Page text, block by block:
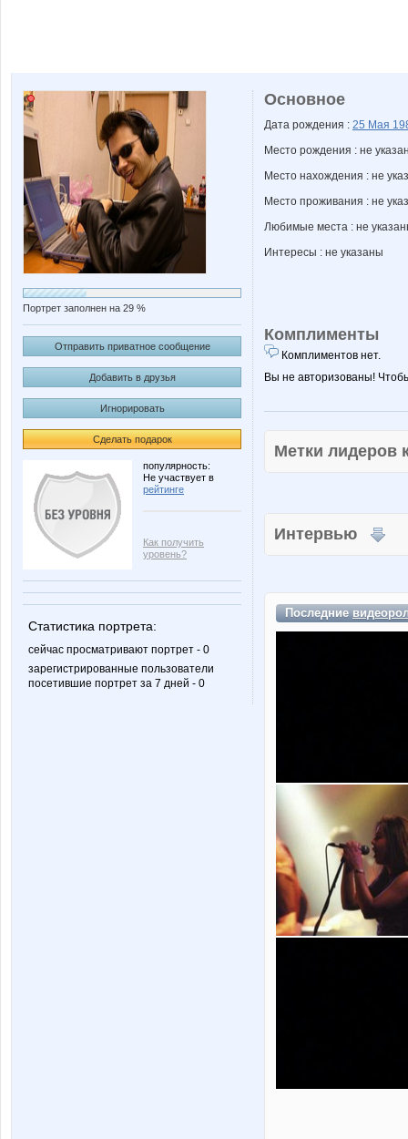
Портрет заполнен на 29 %
Отправить приватное сообщение
Добавить в друзья
Игнорировать
Сделать подарок
популярность:
Не участвует в
рейтинге
Как получить
уровень?
Статистика портрета:
сейчас просматривают портрет - 0
зарегистрированные пользователи
посетившие портрет за 7 дней - 0
Основное
Дата рождения : 25 Мая
Место рождения : не
Место нахождения : не
Место проживания : не
Любимые места : не
Интересы : не указаны
Комплименты
Комплиментов нет.
Вы не авторизованы!
Метки
Интервью
Последние